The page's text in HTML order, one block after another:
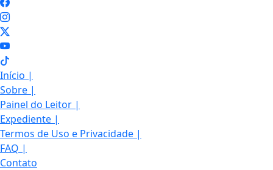
Início |
Sobre |
Painel do Leitor |
Expediente |
Termos de Uso e Privacidade |
FAQ |
Contato